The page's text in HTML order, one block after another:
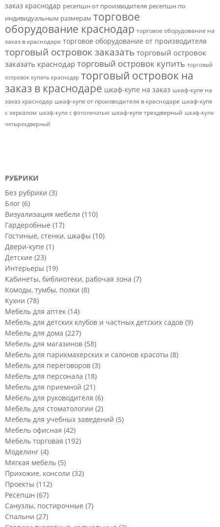
заказ краснодар ресепшн от производителя ресепшн по
индивидуальным размерам торговое
оборудование краснодар торговое оборудование на
заказ в краснодаре торговое оборудование от производителя
торговый островок заказать торговый островок
заказать краснодар торговый островок купить торговый
островок купить краснодар торговый островок на
заказ в краснодаре шкаф-купе на заказ шкаф-купе на
заказ краснодар шкаф-купе от производителя в краснодаре шкаф-купе
с зеркалом шкаф-купе с фотопечатью шкаф-купе трехдверный шкаф-купе
четырехдверный
РУБРИКИ
Без рубрики (3)
Блог (6)
Визуализация мебели (110)
Гардеробные (17)
Гостиные, стенки, шкафы (10)
Двери-купе (1)
Детские (23)
Интерьеры (19)
Кабинеты, библиотеки, рабочая зона (7)
Комоды, тумбы, полки (8)
Кухни (78)
Мебель для аптек (14)
Мебель для детских клубов и частных детских садов (9)
Мебель для дома (227)
Мебель для магазинов (58)
Мебель для парикмахерских и салонов красоты (8)
Мебель для переговоров (3)
Мебель для персонала (18)
Мебель для приемной (21)
Мебель для руководителя (6)
Мебель для стоматологии (2)
Мебель для учебных заведений (5)
Мебель офисная (42)
Мебель торговая (192)
Моделинг (4)
Мягкая мебель (5)
Прихожие, консоли (32)
Проекты (112)
Ресепшн (67)
Санузлы, постирочные (7)
Спальни (27)